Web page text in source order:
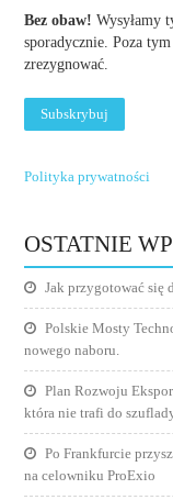
Bez obaw! Wysyłamy
sporadycznie. Poza
zrezygnować.
Polityka prywatności
OSTATNIE
Jak przygotować się
Polskie Mosty
nowego naboru.
Plan Rozwoju
która nie trafi do
Po Frankfurcie
na celowniku ProExio